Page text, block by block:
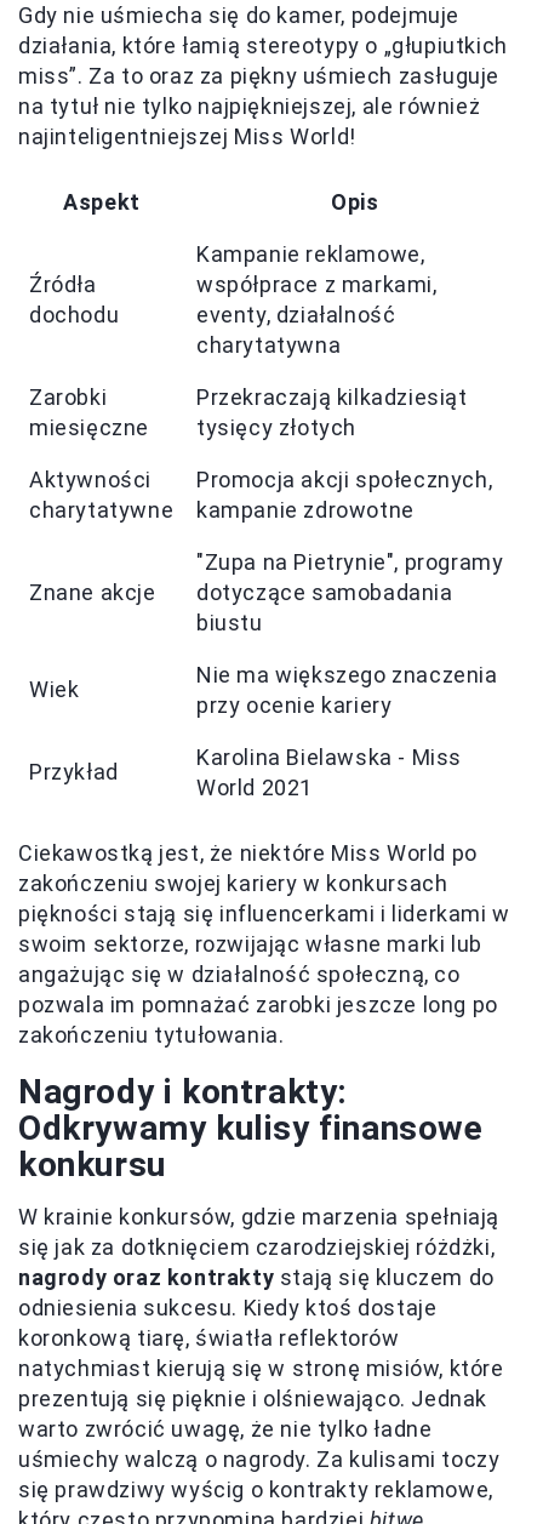
Gdy nie uśmiecha się do kamer, podejmuje
działania, które łamią stereotypy o „głupiutkich
miss”. Za to oraz za piękny uśmiech zasługuje
na tytuł nie tylko najpiękniejszej, ale również
najinteligentniejszej Miss World!
Aspekt Opis
Źródła
dochodu
Kampanie reklamowe,
współprace z markami,
eventy, działalność
charytatywna
Zarobki
miesięczne
Przekraczają kilkadziesiąt
tysięcy złotych
Aktywności
charytatywne
Promocja akcji społecznych,
kampanie zdrowotne
Znane akcje
"Zupa na Pietrynie", programy
dotyczące samobadania
biustu
Wiek
Nie ma większego znaczenia
przy ocenie kariery
Przykład
Karolina Bielawska - Miss
World 2021
Ciekawostką jest, że niektóre Miss World po
zakończeniu swojej kariery w konkursach
piękności stają się influencerkami i liderkami w
swoim sektorze, rozwijając własne marki lub
angażując się w działalność społeczną, co
pozwala im pomnażać zarobki jeszcze long po
zakończeniu tytułowania.
Nagrody i kontrakty:
Odkrywamy kulisy finansowe
konkursu
W krainie konkursów, gdzie marzenia spełniają
się jak za dotknięciem czarodziejskiej różdżki,
nagrody oraz kontrakty stają się kluczem do
odniesienia sukcesu. Kiedy ktoś dostaje
koronkową tiarę, światła reflektorów
natychmiast kierują się w stronę misiów, które
prezentują się pięknie i olśniewająco. Jednak
warto zwrócić uwagę, że nie tylko ładne
uśmiechy walczą o nagrody. Za kulisami toczy
się prawdziwy wyścig o kontrakty reklamowe,